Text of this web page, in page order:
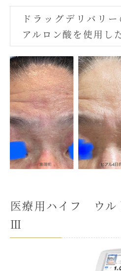
ドラッグデリバリ
アルロン酸を使用し
医療用ハイフ ウル
Ⅲ